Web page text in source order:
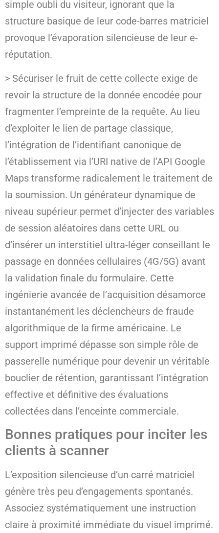
simple oubli du visiteur, ignorant que la
structure basique de leur code-barres matriciel
provoque l’évaporation silencieuse de leur e-
réputation.
> Sécuriser le fruit de cette collecte exige de
revoir la structure de la donnée encodée pour
fragmenter l’empreinte de la requête. Au lieu
d’exploiter le lien de partage classique,
l’intégration de l’identifiant canonique de
l’établissement via l’URI native de l’API Google
Maps transforme radicalement le traitement de
la soumission. Un générateur dynamique de
niveau supérieur permet d’injecter des variables
de session aléatoires dans cette URL ou
d’insérer un interstitiel ultra-léger conseillant le
passage en données cellulaires (4G/5G) avant
la validation finale du formulaire. Cette
ingénierie avancée de l’acquisition désamorce
instantanément les déclencheurs de fraude
algorithmique de la firme américaine. Le
support imprimé dépasse son simple rôle de
passerelle numérique pour devenir un véritable
bouclier de rétention, garantissant l’intégration
effective et définitive des évaluations
collectées dans l’enceinte commerciale.
Bonnes pratiques pour inciter les
clients à scanner
L’exposition silencieuse d’un carré matriciel
génère très peu d’engagements spontanés.
Associez systématiquement une instruction
claire à proximité immédiate du visuel imprimé.